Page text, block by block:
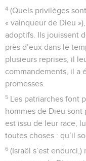
4 (Quels privilèges
« vainqueur de Dieu
adoptifs. Ils jouissent
près d’eux dans le
plusieurs reprises, il
commandements, il a
promesses.
5 Les patriarches font
hommes de Dieu sont
est issu de leur race,
toutes choses : qu’il
6 (Israël s’est